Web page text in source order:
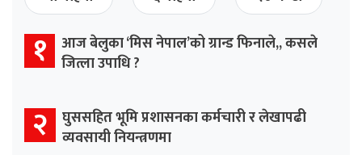
१ आज बेलुका ‘मिस नेपाल’को ग्रान्ड फिनाले,, कसले
जित्ला उपाधि ?
२ घुससहित भूमि प्रशासनका कर्मचारी र लेखापढी
व्यवसायी नियन्त्रणमा